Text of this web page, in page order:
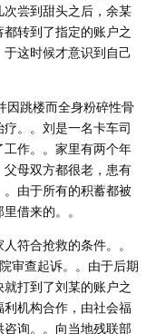
尝到甜头之后，余某
转到了指定的账户之
于这时候才意识到自己
因跳楼而全身粉碎性骨
。。刘是一名卡车司
作。。家里有两个年
母双方都很老，患有
由于所有的积蓄都被
借来的。。
符合抢救的条件。。
审查起诉。。由于后期
打到了刘某的账户之
利机构合作，由社会福
询。。向当地残联部